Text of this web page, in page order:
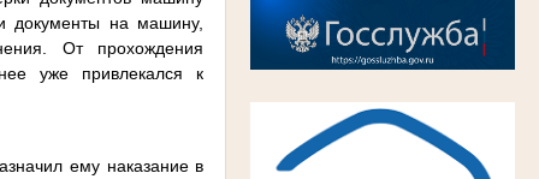
документы на машину,
От прохождения
уже привлекался к
ему наказание в